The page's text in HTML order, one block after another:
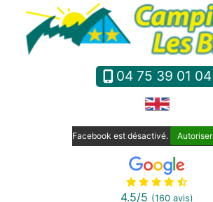
04 75 39 01 04
Facebook est désactivé. Autoriser
4.5/5 (160 avis)
Panneau de gestion des cookies